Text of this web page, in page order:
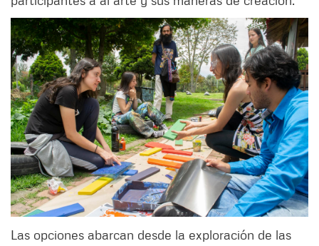
Las opciones abarcan desde la exploración de las